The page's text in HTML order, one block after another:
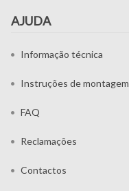
AJUDA
Informação técnica
Instruções de montagem
FAQ
Reclamações
Contactos